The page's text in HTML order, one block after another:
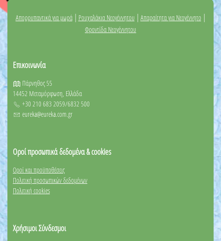
Απορρυπαντικά για μωρά| Ρουχαλάκια Νεογέννητου | Απαραίτητα για Νεογέννητο |
Φροντίδα Νεογέννητου
Επικοινωνία
Πάρνηθος 55
14452 Μεταμόρφωση, Ελλάδα
+30 210 683 2059/6832 500
eureka@eureka.com.gr
Οροί προσωπικά δεδομένα & cookies
Οροί και προϋποθέσεις
Πολιτική προσωπικών δεδομένων
Πολιτική cookies
Χρήσιμοι Σύνδεσμοι